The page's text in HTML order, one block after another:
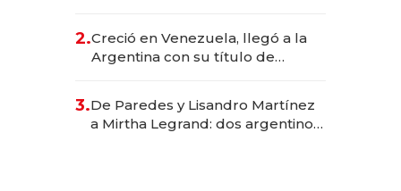
2.Creció en Venezuela, llegó a la
Argentina con su título de
las marcas "fast premium"
3.De Paredes y Lisandro Martínez
a Mirtha Legrand: dos argentinos